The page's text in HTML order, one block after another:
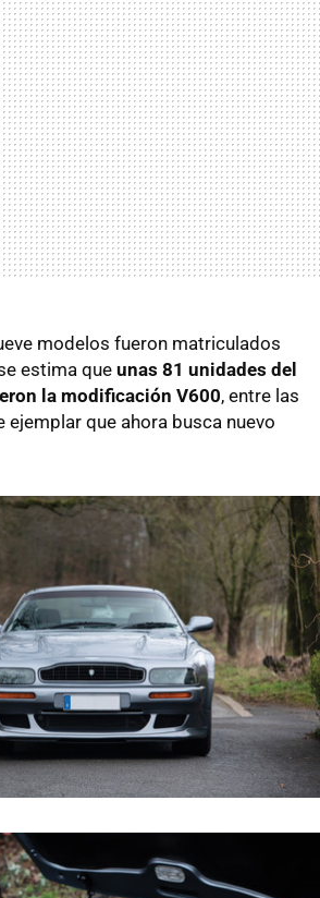
modelos fueron matriculados
estima que unas 81 unidades del
la modificación V600, entre las
ejemplar que ahora busca nuevo